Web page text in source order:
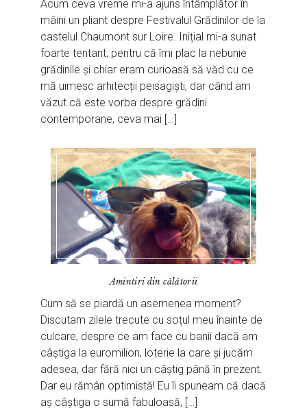
Acum ceva vreme mi-a ajuns întâmplător în
mâini un pliant despre Festivalul Grădinilor de la
castelul Chaumont sur Loire. Inițial mi-a sunat
foarte tentant, pentru că îmi plac la nebunie
grădinile și chiar eram curioasă să văd cu ce
mă uimesc arhitecții peisagiști, dar când am
văzut că este vorba despre grădini
contemporane, ceva mai […]
Amintiri din călătorii
Cum să se piardă un asemenea moment?
Discutam zilele trecute cu soțul meu înainte de
culcare, despre ce am face cu banii dacă am
câștiga la euromilion, loterie la care și jucăm
adesea, dar fără nici un câștig până în prezent.
Dar eu rămân optimistă! Eu îi spuneam că dacă
aș câștiga o sumă fabuloasă, […]